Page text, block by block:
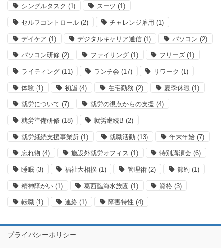
シングルタスク (1) スーツ (1)
セルフコントロール (2) チャレンジ雇用 (1)
デイケア (1) デジタルキャリア通信 (1) パソコン (2)
パソコン研修 (2) ファイリング (1) フリーズ (1)
ライティング (11) ランチ会 (17) リワーク (1)
体験 (1) 初詣 (4) 在宅勤務 (2) 夏季休暇 (1)
就労について (7) 就労の視点からの支援 (4)
就労準備研修 (18) 就労継続B (2)
就労継続支援事業所 (1) 就職活動 (13) 年末年始 (7)
忘れ物 (4) 施設外就労オフィス (1) 特別講演会 (6)
睡眠 (3) 福祉大相撲 (1) 管理術 (2) 節約 (1)
精神障がい (1) 葛西臨海水族園 (1) 資格 (3)
転職 (1) 連絡 (1) 障害特性 (4)
プライバシーポリシー